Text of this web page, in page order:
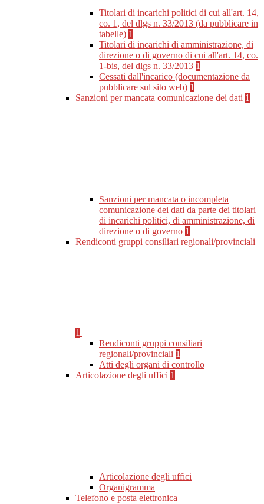
Titolari di incarichi politici di cui all'art. 14,
co. 1, del dlgs n. 33/2013 (da pubblicare in
tabelle) 1
Titolari di incarichi di amministrazione, di
direzione o di governo di cui all'art. 14, co.
1-bis, del dlgs n. 33/2013 1
Cessati dall'incarico (documentazione da
pubblicare sul sito web) 1
Sanzioni per mancata comunicazione dei dati 1
Sanzioni per mancata o incompleta
comunicazione dei dati da parte dei titolari
di incarichi politici, di amministrazione, di
direzione o di governo 1
Rendiconti gruppi consiliari regionali/provinciali
1
Rendiconti gruppi consiliari
regionali/provinciali 1
Atti degli organi di controllo
Articolazione degli uffici 1
Articolazione degli uffici
Organigramma
Telefono e posta elettronica